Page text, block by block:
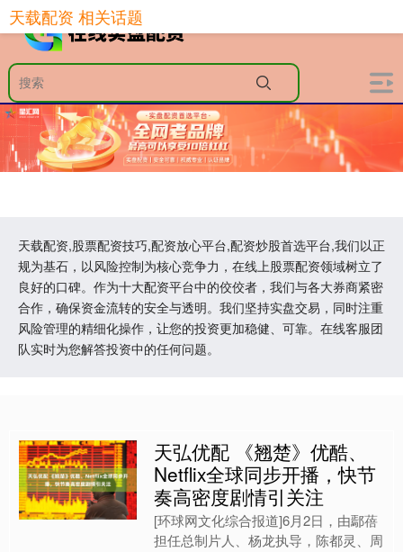
天载配资,股票配资技巧,配资放心平台,配资炒股首选平台,我们以正
规为基石，以风险控制为核心竞争力，在线上股票配资领域树立了
良好的口碑。作为十大配资平台中的佼佼者，我们与各大券商紧密
合作，确保资金流转的安全与透明。我们坚持实盘交易，同时注重
风险管理的精细化操作，让您的投资更加稳健、可靠。在线客服团
队实时为您解答投资中的任何问题。
天载配资 相关话题
天弘优配 《翘楚》优酷、
Netflix全球同步开播，快节
奏高密度剧情引关注
[环球网文化综合报道]6月2日，由鄢蓓
担任总制片人、杨龙执导，陈都灵、周